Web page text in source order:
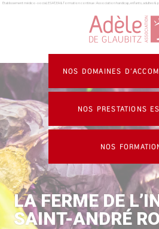
Panneau de gestion des cookies
Établissement médico-social, ESAT, EA & formation continue : Association handicap, enfants, adultes &
NOS DOMAINES
NOS PRESTATIONS
NOS
LA FERME DE
SAINT-ANDRÉ